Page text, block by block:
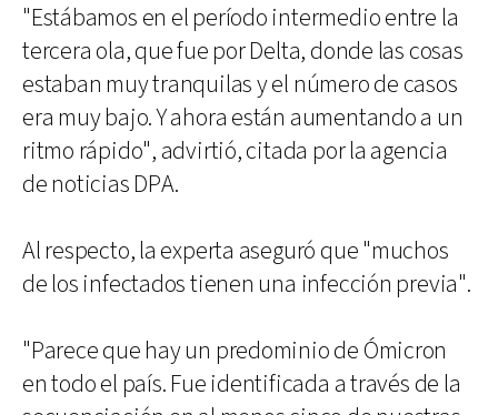
"Estábamos en el período intermedio entre la
tercera ola, que fue por Delta, donde las cosas
estaban muy tranquilas y el número de casos
era muy bajo. Y ahora están aumentando a un
ritmo rápido", advirtió, citada por la agencia
de noticias DPA.
Al respecto, la experta aseguró que "muchos
de los infectados tienen una infección previa".
"Parece que hay un predominio de Ómicron
en todo el país. Fue identificada a través de la